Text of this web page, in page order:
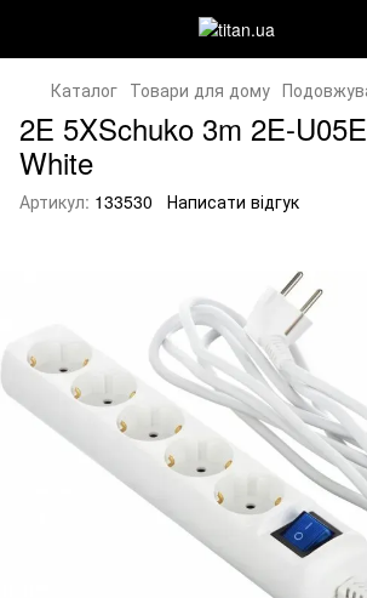
Каталог Товари для дому
2E 5XSchuko 3m 2E-
White
Артикул: 133530 Написати відгук